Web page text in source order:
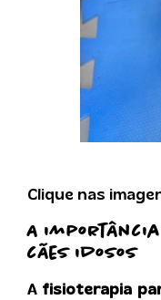
Clique nas
A
cães idosos
A fisioterapia